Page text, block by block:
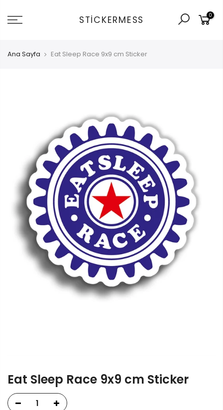
git
STICKERMESS 0
Ana Sayfa Eat Sleep Race 9x9 cm Sticker
Eat Sleep Race 9x9 cm Sticker